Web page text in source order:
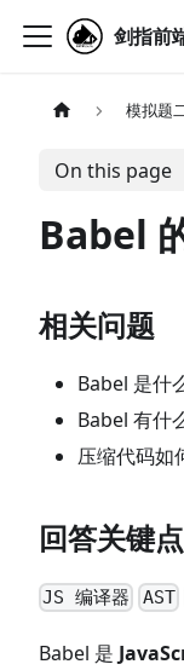
剑指前
模拟题
On this page
Babel
相关问题
Babel 是什
Babel 有什
压缩代码如
回答关键点
JS 编译器 AST
Babel 是